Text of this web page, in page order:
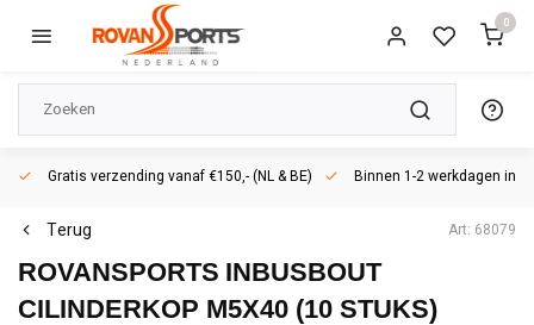
0
Gratis verzending vanaf €150,- (NL & BE) Binnen 1-2 werkdagen in
Terug Art: 68079
ROVANSPORTS INBUSBOUT
CILINDERKOP M5X40 (10 STUKS)